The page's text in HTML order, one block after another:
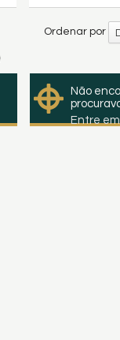
Ordenar por
Não
Entre